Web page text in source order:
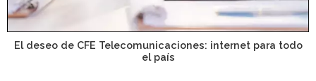
El deseo de CFE Telecomunicaciones: internet para todo
el país